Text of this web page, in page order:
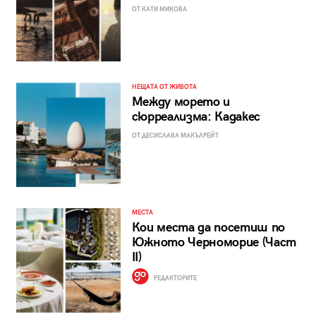
ОТ КАТИ МИКОВА
НЕЩАТА ОТ ЖИВОТА
Между морето и
сюрреализма: Кадакес
ОТ ДЕСИСЛАВА МАКЪЛРЕЙТ
МЕСТА
Кои места да посетиш по
Южното Черноморие (Част
II)
РЕДАКТОРИТЕ